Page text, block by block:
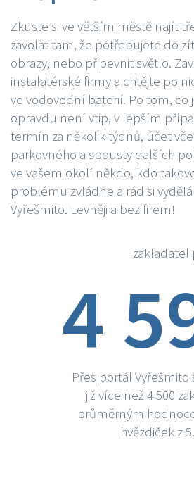
Zkuste si ve větším městě najít
zavolat tam, že potřebujete do
obrazy, nebo připevnit světlo.
instalatérské firmy a chtějte po
ve vodovodní baterií. Po tom, co
opravdu není vtip, v lepším
termín za několik týdnů, účet
parkovného a spousty dalších
ve vašem okolí někdo, kdo
problému zvládne a rád si
Vyřešmito. Levněji a bez firem!
zakladatel
4
Přes portál Vyřešmito
již více než 4 500
průměrným
hvězdiček z 5.